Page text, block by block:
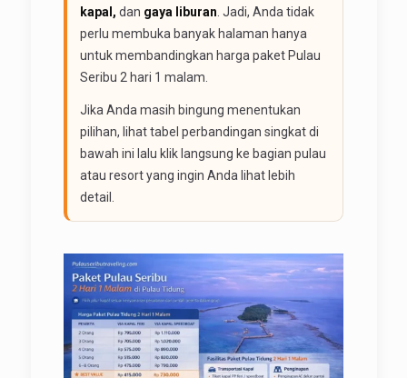
kapal, dan gaya liburan . Jadi, Anda tidak
perlu membuka banyak halaman hanya
untuk membandingkan harga paket Pulau
Seribu 2 hari 1 malam.
Jika Anda masih bingung menentukan
pilihan, lihat tabel perbandingan singkat di
bawah ini lalu klik langsung ke bagian pulau
atau resort yang ingin Anda lihat lebih
detail.